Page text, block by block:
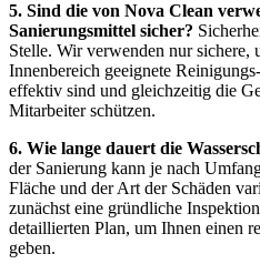
5. Sind die von Nova Clean
Sanierungsmittel sicher?
Stelle. Wir verwenden nur
Innenbereich geeignete
effektiv sind und gleichzeitig die
Mitarbeiter schützen.
6. Wie lange dauert die
der Sanierung kann je nach
Fläche und der Art der Schäden
zunächst eine gründliche
detaillierten Plan, um Ihnen einen
geben.